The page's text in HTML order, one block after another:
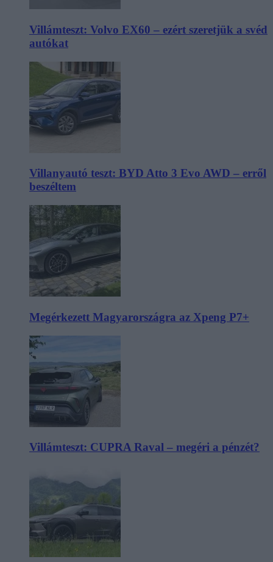
Villámteszt: Volvo EX60 – ezért szeretjük a svéd
autókat
Villanyautó teszt: BYD Atto 3 Evo AWD – erről
beszéltem
Megérkezett Magyarországra az Xpeng P7+
Villámteszt: CUPRA Raval – megéri a pénzét?